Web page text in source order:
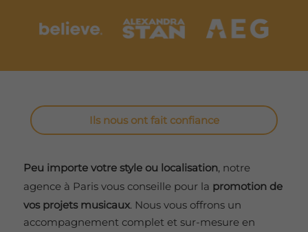
Ils nous ont fait confiance
Peu importe votre style ou localisation, notre
agence à Paris vous conseille pour la promotion de
vos projets musicaux. Nous vous offrons un
accompagnement complet et sur-mesure en